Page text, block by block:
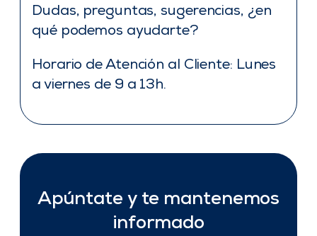
Dudas, preguntas, sugerencias, ¿en
qué podemos ayudarte?
Horario de Atención al Cliente: Lunes
a viernes de 9 a 13h.
Apúntate y te mantenemos
informado